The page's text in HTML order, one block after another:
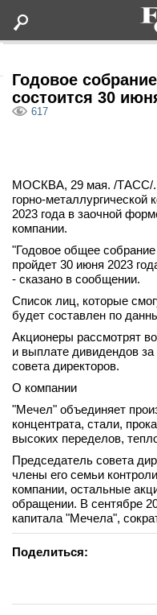
Lifestyle
Мероприятия
Новости
телеграм
Стать автором
Вход
Годовое
состоится 30
617
МОСКВА, 29 мая. /ТАСС/.
горно-
2023 года в заочной
компании.
"Годовое общее
пройдет 30 июня 2023
- сказано в сообщении.
Список лиц, которые
будет составлен по
Акционеры рассмотрят
и выплате дивидендов
совета директоров.
О компании
"Мечел" объединяет
концентрата, стали,
высоких переделов,
Председатель совета
члены его семьи
компании, остальные
обращении. В сентябре
капитала "Мечела",
Поделиться: